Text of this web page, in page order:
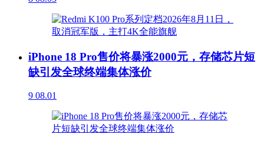
iPhone 18 Pro售价将暴涨2000元，存储芯片短
缺引发全球终端集体涨价
9 08.01